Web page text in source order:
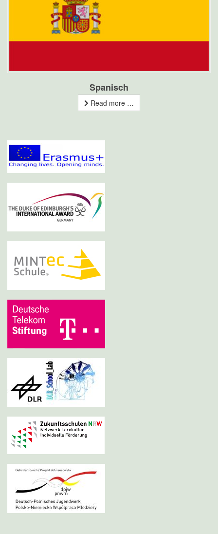
Spanisch
Read more …